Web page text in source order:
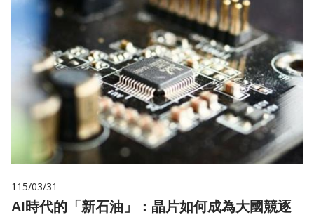
115/03/31
AI時代的「新石油」：晶片如何成為大國競逐